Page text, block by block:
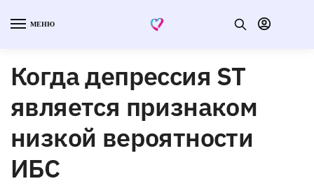
МЕНЮ
Когда депрессия ST
является признаком
низкой вероятности
ИБС